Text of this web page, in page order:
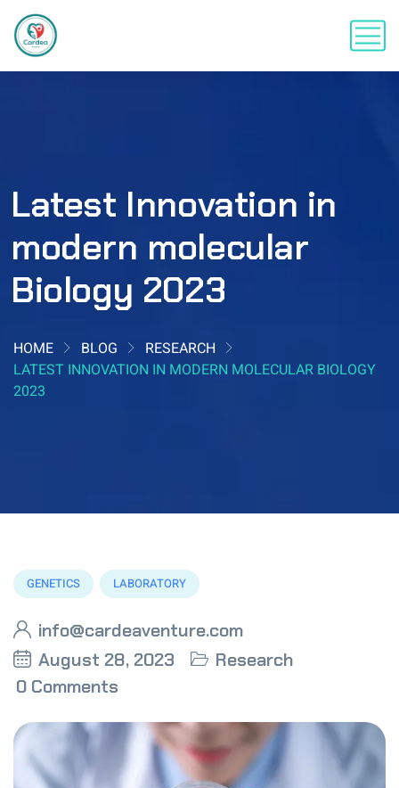
Latest Innovation in
modern molecular
Biology 2023
HOME BLOG
RESEARCH
LATEST INNOVATION IN MODERN MOLECULAR BIOLOGY
2023
GENETICS LABORATORY
info@cardeaventure.com
August 28, 2023
Research
0 Comments